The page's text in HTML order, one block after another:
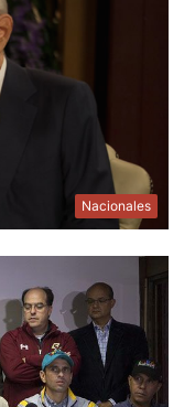
Nacionales